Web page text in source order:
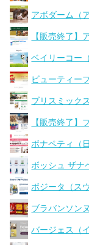
アボダーム（
【販売終了】
ベイリーコー
ビューティー
ブリスミック
【販売終了】
ボナペティ（
ボッシュ ザナ
ボジータ（ス
ブラバンソン
バージェス（